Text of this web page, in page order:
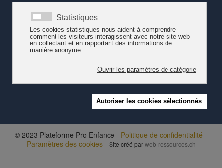
renforcer une identité romande et élaborer des
positionnements concertés au plan romand;
diffuser des recommandations pour soutenir une politique
publique de l’accueil de l’enfance sur le plan local et national
au bénéfice des enfants, des familles et de la collectivité.
© 2023 Plateforme Pro Enfance - Politique de confidentialité -
Paramètres des cookies- Site créé parweb-ressources.ch